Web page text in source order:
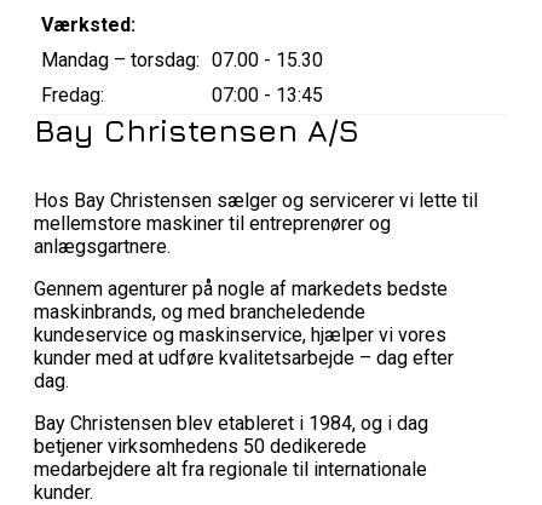
Værksted:
Mandag – torsdag: 07.00 - 15.30
Fredag:
07:00 - 13:45
Bay Christensen A/S
Hos Bay Christensen sælger og servicerer vi lette til
mellemstore maskiner til entreprenører og
anlægsgartnere.
Gennem agenturer på nogle af markedets bedste
maskinbrands, og med brancheledende
kundeservice og maskinservice, hjælper vi vores
kunder med at udføre kvalitetsarbejde – dag efter
dag.
Bay Christensen blev etableret i 1984, og i dag
betjener virksomhedens 50 dedikerede
medarbejdere alt fra regionale til internationale
kunder.